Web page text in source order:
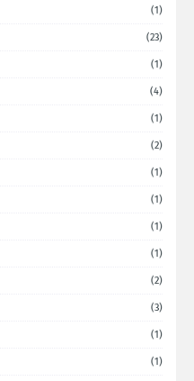
(1)
(23)
(1)
(4)
(1)
(2)
(1)
(1)
(1)
(1)
(2)
(3)
(1)
(1)